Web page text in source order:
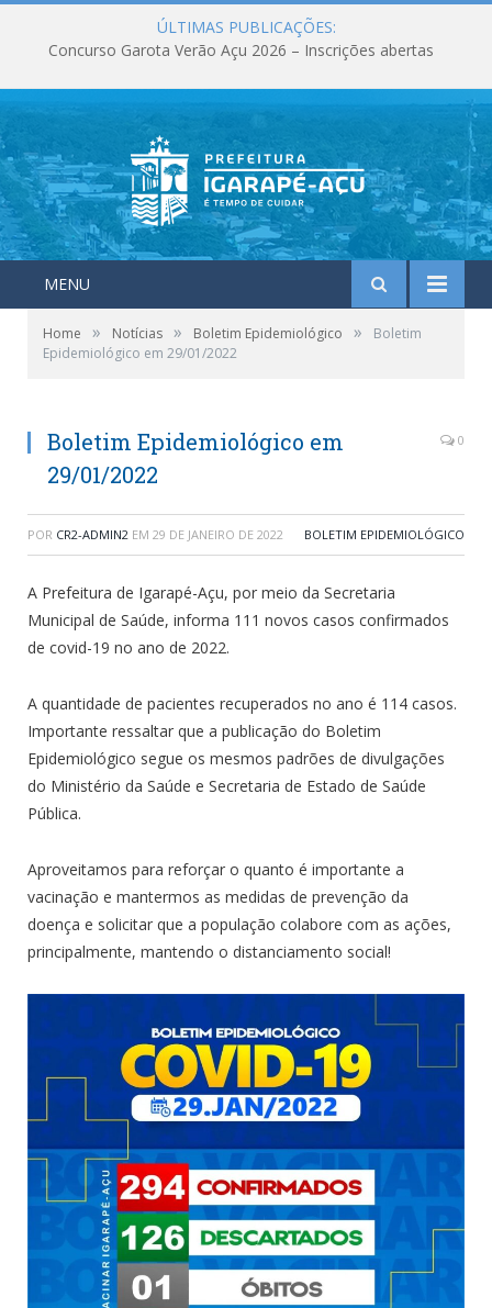
ÚLTIMAS PUBLICAÇÕES:
Concurso Garota Verão Açu 2026 – Inscrições abertas
MENU
Home » Notícias » Boletim Epidemiológico »
Boletim
Epidemiológico em 29/01/2022
Boletim Epidemiológico em
29/01/2022
0
POR CR2-ADMIN2 EM 29 DE JANEIRO DE 2022 BOLETIM EPIDEMIOLÓGICO
A Prefeitura de Igarapé-Açu, por meio da Secretaria
Municipal de Saúde, informa 111 novos casos confirmados
de covid-19 no ano de 2022.
A quantidade de pacientes recuperados no ano é 114 casos.
Importante ressaltar que a publicação do Boletim
Epidemiológico segue os mesmos padrões de divulgações
do Ministério da Saúde e Secretaria de Estado de Saúde
Pública.
Aproveitamos para reforçar o quanto é importante a
vacinação e mantermos as medidas de prevenção da
doença e solicitar que a população colabore com as ações,
principalmente, mantendo o distanciamento social!